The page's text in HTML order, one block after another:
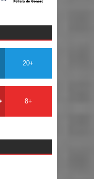
20+
8+